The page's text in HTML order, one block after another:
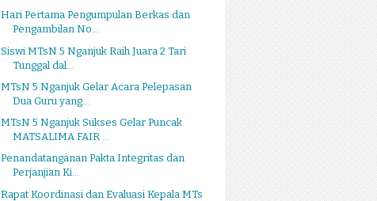
Hari Pertama Pengumpulan Berkas dan
Pengambilan No...
Siswi MTsN 5 Nganjuk Raih Juara 2 Tari
Tunggal dal...
MTsN 5 Nganjuk Gelar Acara Pelepasan
Dua Guru yang...
MTsN 5 Nganjuk Sukses Gelar Puncak
MATSALIMA FAIR ...
Penandatanganan Pakta Integritas dan
Perjanjian Ki...
Rapat Koordinasi dan Evaluasi Kepala MTs